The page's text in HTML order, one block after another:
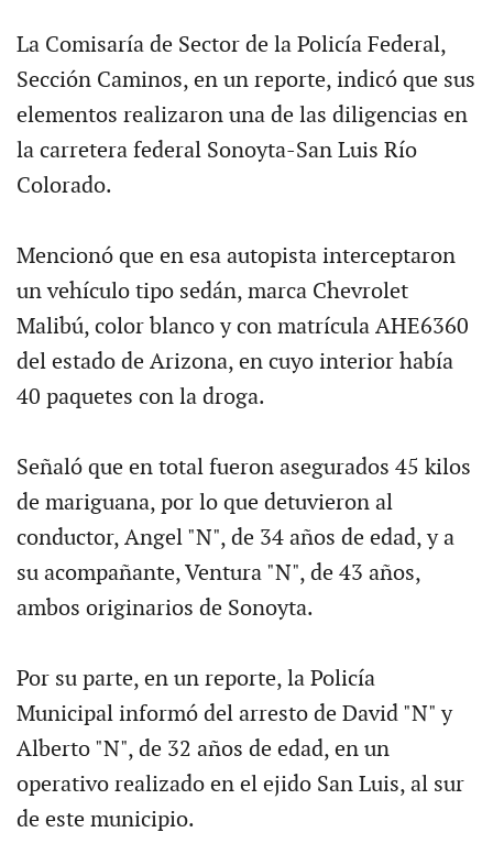
La Comisaría de Sector de la Policía Federal,
Sección Caminos, en un reporte, indicó que sus
elementos realizaron una de las diligencias en
la carretera federal Sonoyta-San Luis Río
Colorado.
Mencionó que en esa autopista interceptaron
un vehículo tipo sedán, marca Chevrolet
Malibú, color blanco y con matrícula AHE6360
del estado de Arizona, en cuyo interior había
40 paquetes con la droga.
Señaló que en total fueron asegurados 45 kilos
de mariguana, por lo que detuvieron al
conductor, Angel "N", de 34 años de edad, y a
su acompañante, Ventura "N", de 43 años,
ambos originarios de Sonoyta.
Por su parte, en un reporte, la Policía
Municipal informó del arresto de David "N" y
Alberto "N", de 32 años de edad, en un
operativo realizado en el ejido San Luis, al sur
de este municipio.